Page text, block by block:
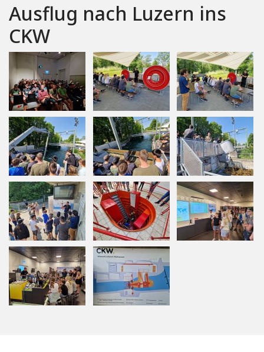
Ausflug nach Luzern ins
CKW